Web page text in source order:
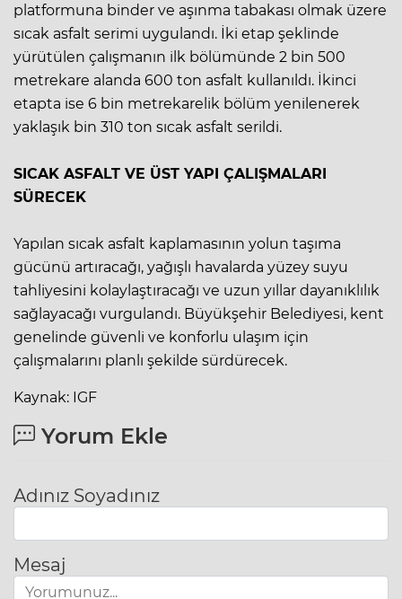
platformuna binder ve aşınma tabakası olmak üzere
sıcak asfalt serimi uygulandı. İki etap şeklinde
yürütülen çalışmanın ilk bölümünde 2 bin 500
metrekare alanda 600 ton asfalt kullanıldı. İkinci
etapta ise 6 bin metrekarelik bölüm yenilenerek
yaklaşık bin 310 ton sıcak asfalt serildi.
SICAK ASFALT VE ÜST YAPI ÇALIŞMALARI
SÜRECEK
Yapılan sıcak asfalt kaplamasının yolun taşıma
gücünü artıracağı, yağışlı havalarda yüzey suyu
tahliyesini kolaylaştıracağı ve uzun yıllar dayanıklılık
sağlayacağı vurgulandı. Büyükşehir Belediyesi, kent
genelinde güvenli ve konforlu ulaşım için
çalışmalarını planlı şekilde sürdürecek.
Kaynak: IGF
Yorum Ekle
Adınız Soyadınız
Mesaj